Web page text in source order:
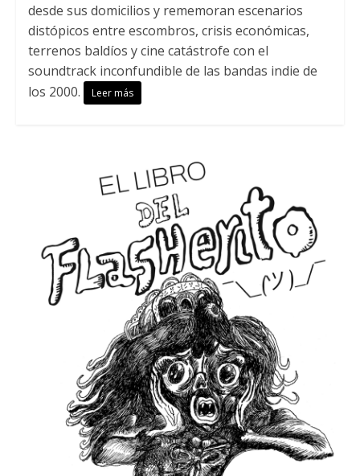
desde sus domicilios y rememoran escenarios
distópicos entre escombros, crisis económicas,
terrenos baldíos y cine catástrofe con el
soundtrack inconfundible de las bandas indie de
los 2000.
Leer más